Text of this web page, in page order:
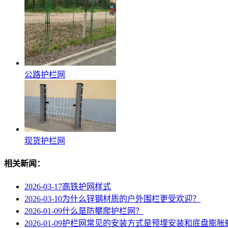
公路护栏网
现货护栏网
相关新闻：
2026-03-17高铁护网样式
2026-03-10为什么锌钢材质的户外围栏更受欢迎？
2026-01-09什么是防攀爬护栏网？
2026-01-09护栏网常见的安装方式是预埋安装和底盘膨胀